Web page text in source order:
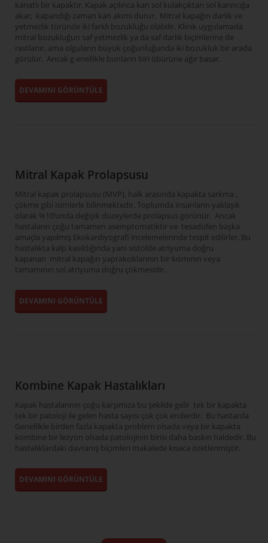
kanatlı bir kapaktır. Kapak açılınca kan sol kulakçıktan sol karıncığa
akar; kapandığı zaman kan akımı durur. Mitral kapağın darlık ve
yetmezlik türünde iki farklı bozukluğu olabilir. Klinik uygulamada
mitral bozukluğun saf yetmezlik ya da saf darlık biçimlerine de
rastlanır, ama olguların büyük çoğunluğunda iki bozukluk bir arada
görülür. Ancak g enellikle bunların biri öbürüne ağır basar.
DEVAMINI GÖRÜNTÜLE
Mitral Kapak Prolapsusu
Mitral kapak prolapsusu (MVP), halk arasında kapakta sarkma ,
çökme gibi isimlerle bilinmektedir. Toplumda insanların yaklaşık
olarak %10’unda değişik düzeylerde prolapsus görünür. Ancak
hastaların çoğu tamamen asemptomatiktir ve tesadüfen başka
amaçla yapılmış Ekokardiyografi incelemelerinde tespit edilirler. Bu
hastalıkta kalp kasıldığında yani sistolde atriyuma doğru
kapanan mitral kapağın yaprakcıklarının bir kısmının veya
tamamının sol atriyuma doğru çökmesidir.
DEVAMINI GÖRÜNTÜLE
Kombine Kapak Hastalıkları
Kapak hastalarının çoğu karşımıza bu şekilde gelir tek bir kapakta
tek bir patoloji ile gelen hasta sayısı çok çok enderdir. Bu hastarda
Genellikle birden fazla kapakta problem olsada veya bir kapakta
kombine bir lezyon olsada patolojinin birisi daha baskın haldedir. Bu
hastalıklardaki davranış biçimleri makalede kısaca özetlenmiştir.
DEVAMINI GÖRÜNTÜLE